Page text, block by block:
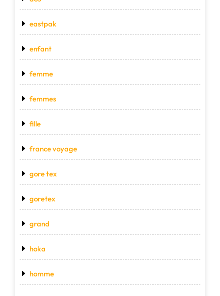
eastpak
enfant
femme
femmes
fille
france voyage
gore tex
goretex
grand
hoka
homme